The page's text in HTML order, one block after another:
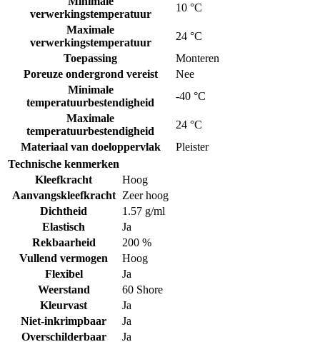
verwerkingstemperatuur
10 °C
Maximale
verwerkingstemperatuur
24 °C
Toepassing
Monteren
Poreuze ondergrond vereist
Nee
Minimale
temperatuurbestendigheid
-40 °C
Maximale
temperatuurbestendigheid
24 °C
Materiaal van doeloppervlak
Pleister
Technische kenmerken
Kleefkracht
Hoog
Aanvangskleefkracht
Zeer hoog
Dichtheid
1.57 g/ml
Elastisch
Ja
Rekbaarheid
200 %
Vullend vermogen
Hoog
Flexibel
Ja
Weerstand
60 Shore
Kleurvast
Ja
Niet-inkrimpbaar
Ja
Overschilderbaar
Ja